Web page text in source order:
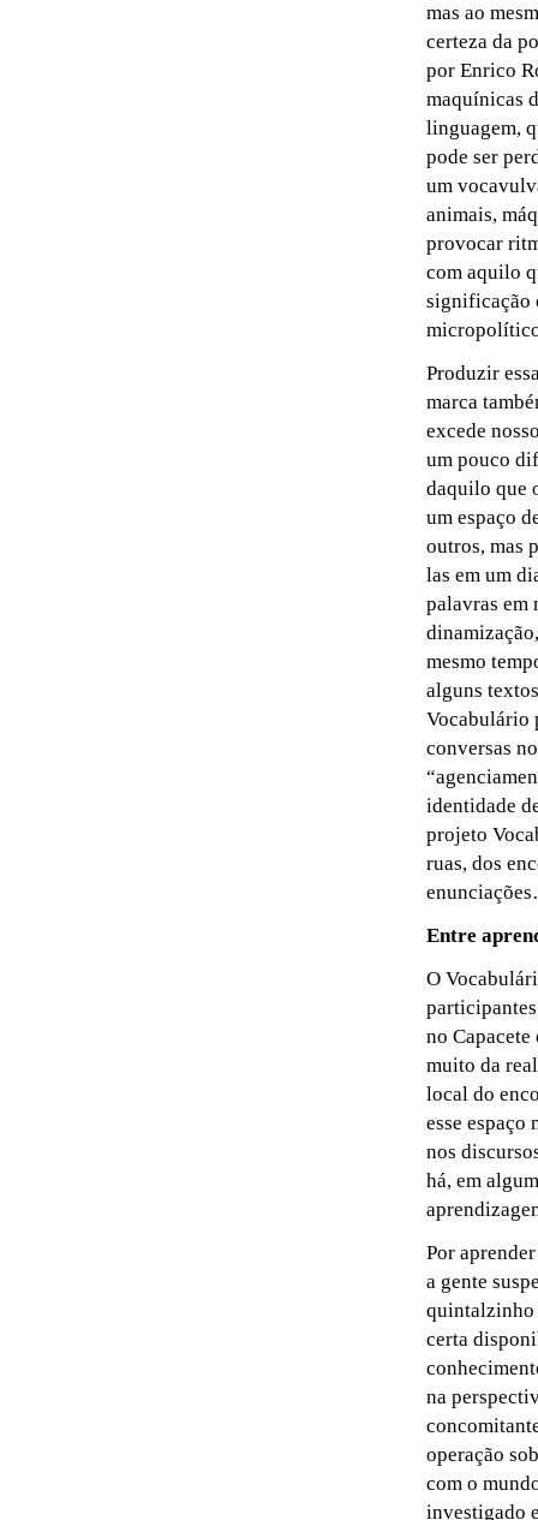
mas ao
certeza da
por Enrico
maquínicas
linguagem,
pode ser
um
animais,
provocar
com aquilo
significação
Produzir
marca
excede
um pouco
daquilo que
um espaço
outros, mas
las em um
palavras em
mesmo
alguns
Vocabulário
conversas
identidade
projeto
ruas, dos
Entre
O
no
muito da
local do
esse espaço
nos
há, em
Por
a gente
quintalzinho
certa
na
operação
com o
investigado